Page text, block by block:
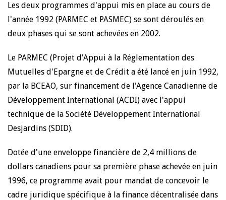
Les deux programmes d'appui mis en place au cours de
l'année 1992 (PARMEC et PASMEC) se sont déroulés en
deux phases qui se sont achevées en 2002.
Le PARMEC (Projet d'Appui à la Réglementation des
Mutuelles d'Epargne et de Crédit a été lancé en juin 1992,
par la BCEAO, sur financement de l'Agence Canadienne de
Développement International (ACDI) avec l'appui
technique de la Société Développement International
Desjardins (SDID).
Dotée d'une enveloppe financière de 2,4 millions de
dollars canadiens pour sa première phase achevée en juin
1996, ce programme avait pour mandat de concevoir le
cadre juridique spécifique à la finance décentralisée dans